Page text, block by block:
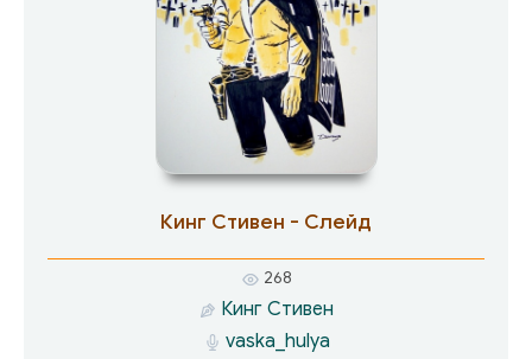
Кинг Стивен - Слейд
268
Кинг Стивен
vaska_hulya